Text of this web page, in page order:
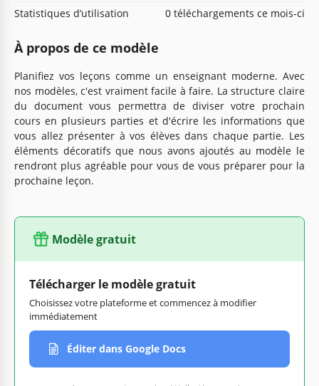
Statistiques d’utilisation
0 téléchargements ce mois-ci
À propos de ce modèle
Planifiez vos leçons comme un enseignant moderne. Avec
nos modèles, c'est vraiment facile à faire. La structure claire
du document vous permettra de diviser votre prochain
cours en plusieurs parties et d'écrire les informations que
vous allez présenter à vos élèves dans chaque partie. Les
éléments décoratifs que nous avons ajoutés au modèle le
rendront plus agréable pour vous de vous préparer pour la
prochaine leçon.
Modèle gratuit
Télécharger le modèle gratuit
Choisissez votre plateforme et commencez à modifier
immédiatement
Éditer dans Google Docs